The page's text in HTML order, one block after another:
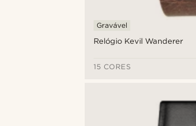
Relógio Kevil Wanderer
Gravável
15 CORES